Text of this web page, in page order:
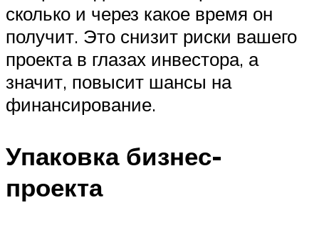
сколько и через какое время он
получит. Это снизит риски вашего
проекта в глазах инвестора, а
значит, повысит шансы на
финансирование.
Упаковка бизнес-
проекта